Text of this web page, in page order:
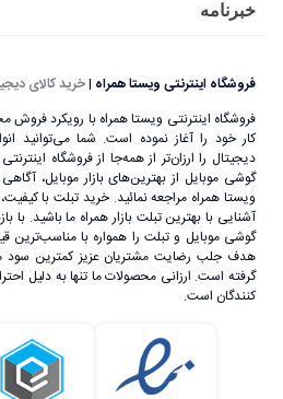
خبرنامه
فروشگاه اینترنتی ویستا همراه |خرید کالای
فروشگاه اینترنتی ویستا همراه با رویکرد
کار خود را آغاز نموده است. شما می‌توانید
دیجیتال را ارزان‌تر از همه‌جا از فروشگاه
گوشی موبایل از بهترین‌های بازار موبایل،
ویستا همراه مراجعه نمائید. خرید تبلت با
آشنایی با بهترین تبلت بازار همراه ما باشید. با
گوشی موبایل و تبلت را همواره با مناسب‌ترین
هدف جلب رضایت مشتریان عزیز کمترین سود
گرفته است. ارزانی محصولات ما تنها به دلیل
کنندگان است.